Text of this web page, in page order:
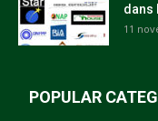
dans
11
POPULAR